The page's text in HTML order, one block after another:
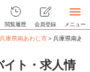
閲覧履歴 会員登録 メニュー
兵庫県南あわじ市＞兵庫県南あ
イト・求人情